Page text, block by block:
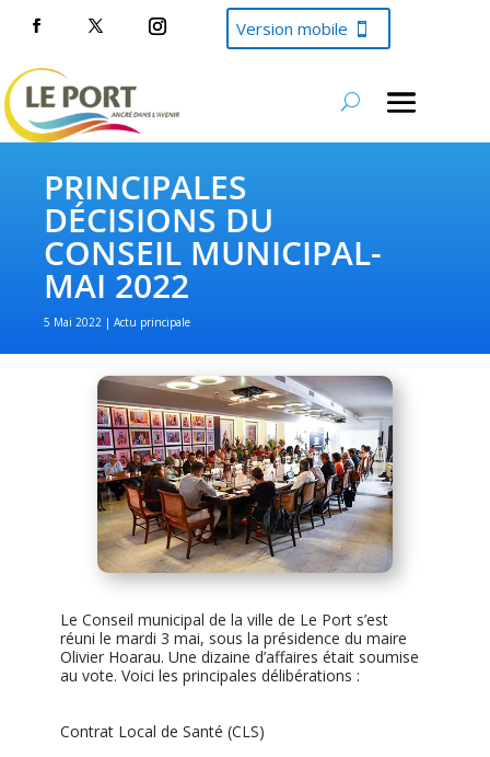
Version mobile
PRINCIPALES
DÉCISIONS DU
CONSEIL MUNICIPAL-
MAI 2022
5 Mai 2022 Actu principale
Le Conseil municipal de la ville de Le Port s’est
réuni le mardi 3 mai, sous la présidence du maire
Olivier Hoarau. Une dizaine d’affaires était soumise
au vote. Voici les principales délibérations :
Contrat Local de Santé (CLS)